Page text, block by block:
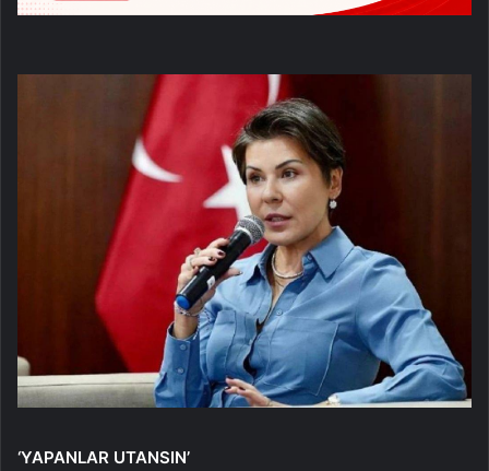
‘YAPANLAR UTANSIN’